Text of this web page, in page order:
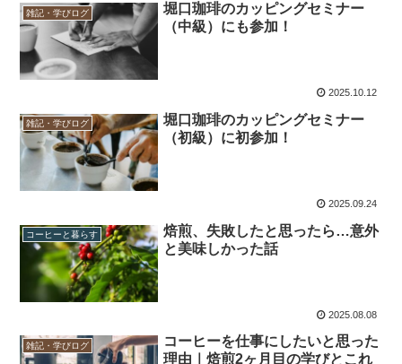
雑記・学びログ
堀口珈琲のカッピングセミナー
（中級）にも参加！
2025.10.12
雑記・学びログ
堀口珈琲のカッピングセミナー
（初級）に初参加！
2025.09.24
コーヒーと暮らす
焙煎、失敗したと思ったら…意外
と美味しかった話
2025.08.08
雑記・学びログ
コーヒーを仕事にしたいと思った
理由｜焙煎2ヶ月目の学びとこれ